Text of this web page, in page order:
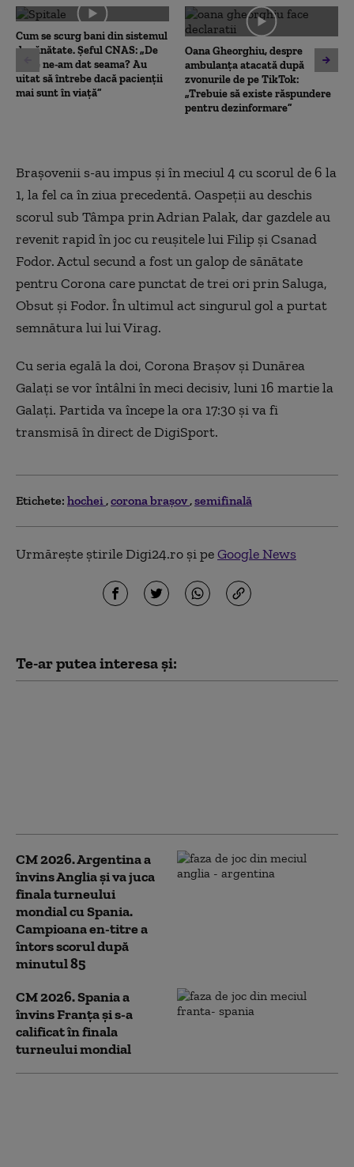
0
seconds
Cum se scurg bani din sistemul
de sănătate. Șeful CNAS: „De
unde ne-am dat seama? Au
uitat să întrebe dacă pacienții
mai sunt în viață”
Oana Gheorghiu, despre
ambulanța atacată după
zvonurile de pe TikTok:
„Trebuie să existe răspundere
pentru dezinformare”
Braşovenii s-au impus şi în meciul 4 cu scorul de 6 la
1, la fel ca în ziua precedentă. Oaspeţii au deschis
scorul sub Tâmpa prin Adrian Palak, dar gazdele au
revenit rapid în joc cu reuşitele lui Filip şi Csanad
Fodor. Actul secund a fost un galop de sănătate
pentru Corona care punctat de trei ori prin Saluga,
Obsut şi Fodor. În ultimul act singurul gol a purtat
semnătura lui lui Virag.
Cu seria egală la doi, Corona Braşov şi Dunărea
Galaţi se vor întâlni în meci decisiv, luni 16 martie la
Galaţi. Partida va începe la ora 17:30 şi va fi
transmisă în direct de DigiSport.
Etichete: hochei corona braşov semifinală
Urmărește știrile Digi24.ro și peGoogle News
Te-ar putea interesa și:
CM 2026. Argentina a
învins Anglia și va juca
finala turneului
mondial cu Spania.
Campioana en-titre a
întors scorul după
minutul 85
CM 2026. Spania a
învins Franța și s-a
calificat în finala
turneului mondial